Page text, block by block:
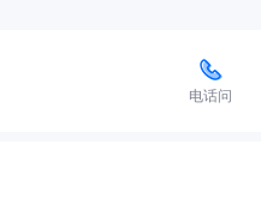
电话问